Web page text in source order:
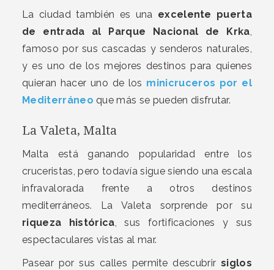
La ciudad también es una excelente puerta
de entrada al Parque Nacional de Krka,
famoso por sus cascadas y senderos naturales,
y es uno de los mejores destinos para quienes
quieran hacer uno de los minicruceros por el
Mediterráneo que más se pueden disfrutar.
La Valeta, Malta
Malta está ganando popularidad entre los
cruceristas, pero todavía sigue siendo una escala
infravalorada frente a otros destinos
mediterráneos. La Valeta sorprende por su
riqueza histórica, sus fortificaciones y sus
espectaculares vistas al mar.
Pasear por sus calles permite descubrirsiglos